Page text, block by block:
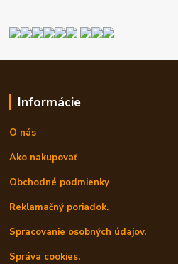
Informácie
O nás
Ako nakupovať
Obchodné podmienky
Reklamačný poriadok.
Spracovanie osobných údajov.
Správa cookies.